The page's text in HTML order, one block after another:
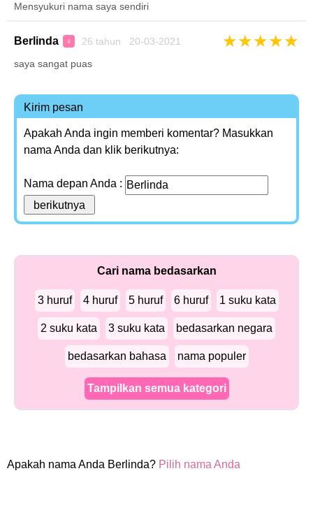
Mensyukuri nama saya sendiri
Berlinda ♀ 26 tahun 20-03-2021 ★★★★★
saya sangat puas
Kirim pesan
Apakah Anda ingin memberi komentar? Masukkan
nama Anda dan klik berikutnya:
Nama depan Anda :
Cari nama bedasarkan
3 huruf 4 huruf 5 huruf 6 huruf 1 suku kata
2 suku kata 3 suku kata bedasarkan negara
bedasarkan bahasa nama populer
Tampilkan semua kategori
Apakah nama Anda Berlinda? Pilih nama Anda